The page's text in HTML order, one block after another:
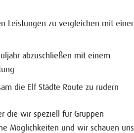
Leistungen zu vergleichen mit einer
abzuschließen mit einem
die Elf Städte Route zu rudern
die wir speziell für Gruppen
Möglichkeiten und wir schauen uns